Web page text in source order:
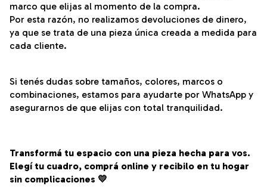
marco que elijas al momento de la compra.
Por esta razón, no realizamos devoluciones de dinero,
ya que se trata de una pieza única creada a medida para
cada cliente.
Si tenés dudas sobre tamaños, colores, marcos o
combinaciones, estamos para ayudarte por WhatsApp y
asegurarnos de que elijas con total tranquilidad.
Transformá tu espacio con una pieza hecha para vos.
Elegí tu cuadro, comprá online y recibilo en tu hogar
sin complicaciones 💛